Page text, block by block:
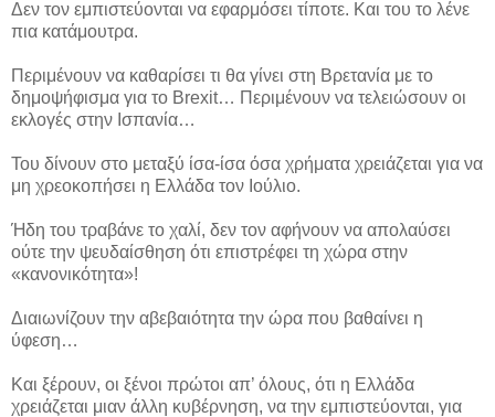
Δεν τον εμπιστεύονται να εφαρμόσει τίποτε. Και του το λένε
πια κατάμουτρα.
Περιμένουν να καθαρίσει τι θα γίνει στη Βρετανία με το
δημοψήφισμα για το Brexit… Περιμένουν να τελειώσουν οι
εκλογές στην Ισπανία…
Του δίνουν στο μεταξύ ίσα-ίσα όσα χρήματα χρειάζεται για να
μη χρεοκοπήσει η Ελλάδα τον Ιούλιο.
Ήδη του τραβάνε το χαλί, δεν τον αφήνουν να απολαύσει
ούτε την ψευδαίσθηση ότι επιστρέφει τη χώρα στην
«κανονικότητα»!
Διαιωνίζουν την αβεβαιότητα την ώρα που βαθαίνει η
ύφεση…
Και ξέρουν, οι ξένοι πρώτοι απ’ όλους, ότι η Ελλάδα
χρειάζεται μιαν άλλη κυβέρνηση, να την εμπιστεύονται, για